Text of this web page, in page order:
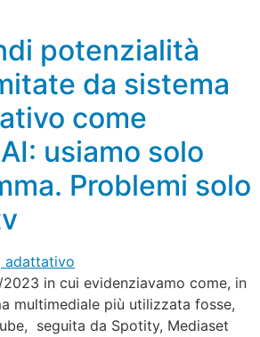
potenzialità
da sistema
come
usiamo solo
Problemi solo
2023 in cui evidenziavamo come, in
multimediale più utilizzata fosse,
seguita da Spotity, Mediaset